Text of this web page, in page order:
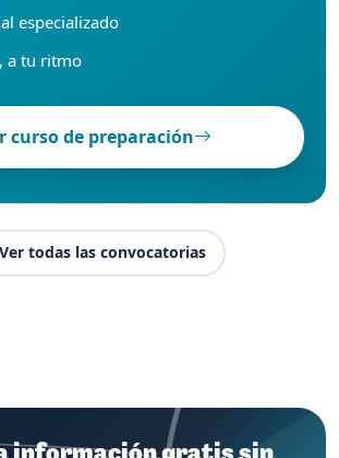
especializado
a tu ritmo
curso de preparación
Ver todas las convocatorias